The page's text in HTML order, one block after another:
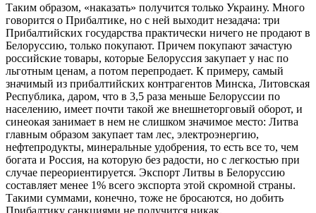
Таким образом, «наказать» получится только Украину. Много
говорится о Прибалтике, но с ней выходит незадача: три
Прибалтийских государства практически ничего не продают в
Белоруссию, только покупают. Причем покупают зачастую
российские товары, которые Белоруссия закупает у нас по
льготным ценам, а потом перепродает. К примеру, самый
значимый из прибалтийских контрагентов Минска, Литовская
Республика, даром, что в 3,5 раза меньше Белоруссии по
населению, имеет почти такой же внешнеторговый оборот, и
синеокая занимает в нем не слишком значимое место: Литва
главным образом закупает там лес, электроэнергию,
нефтепродукты, минеральные удобрения, то есть все то, чем
богата и Россия, на которую без радости, но с легкостью при
случае переориентируется. Экспорт Литвы в Белоруссию
составляет менее 1% всего экспорта этой скромной страны.
Такими суммами, конечно, тоже не бросаются, но добить
Прибалтику санкциями не получится никак.